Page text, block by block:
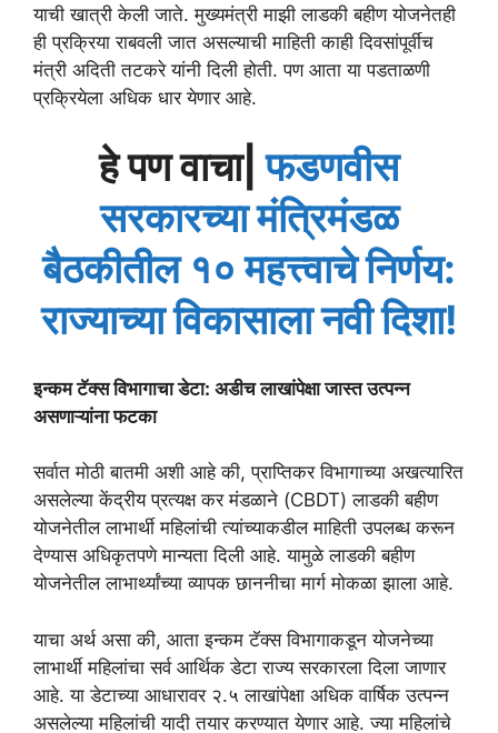
याची खात्री केली जाते. मुख्यमंत्री माझी लाडकी बहीण योजनेतही
ही प्रक्रिया राबवली जात असल्याची माहिती काही दिवसांपूर्वीच
मंत्री अदिती तटकरे यांनी दिली होती. पण आता या पडताळणी
प्रक्रियेला अधिक धार येणार आहे.
हे पण वाचा|फडणवीस
सरकारच्या मंत्रिमंडळ
बैठकीतील १० महत्त्वाचे निर्णय:
राज्याच्या विकासाला नवी दिशा!
इन्कम टॅक्स विभागाचा डेटा: अडीच लाखांपेक्षा जास्त उत्पन्न
असणाऱ्यांना फटका
सर्वात मोठी बातमी अशी आहे की, प्राप्तिकर विभागाच्या अखत्यारित
असलेल्या केंद्रीय प्रत्यक्ष कर मंडळाने (CBDT) लाडकी बहीण
योजनेतील लाभार्थी महिलांची त्यांच्याकडील माहिती उपलब्ध करून
देण्यास अधिकृतपणे मान्यता दिली आहे. यामुळे लाडकी बहीण
योजनेतील लाभार्थ्यांच्या व्यापक छाननीचा मार्ग मोकळा झाला आहे.
याचा अर्थ असा की, आता इन्कम टॅक्स विभागाकडून योजनेच्या
लाभार्थी महिलांचा सर्व आर्थिक डेटा राज्य सरकारला दिला जाणार
आहे. या डेटाच्या आधारावर २.५ लाखांपेक्षा अधिक वार्षिक उत्पन्न
असलेल्या महिलांची यादी तयार करण्यात येणार आहे. ज्या महिलांचे